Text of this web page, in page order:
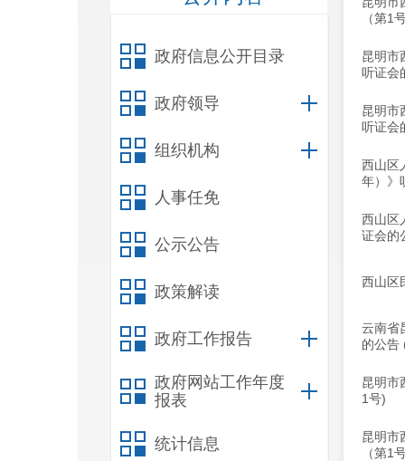
政府信息公开目录
政府领导
组织机构
人事任免
公示公告
政策解读
政府工作报告
政府网站工作年度
报表
统计信息
（第1
昆明市
听证会
昆明市
听证会
西山区
年）》
西山区
证会的
西山区
云南省
的公告
昆明市
1号)
昆明市
（第1